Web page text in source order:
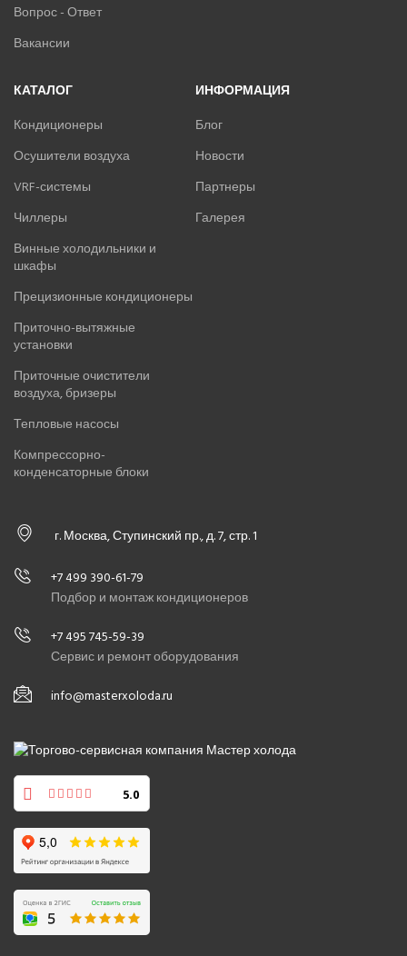
Вопрос - Ответ
Вакансии
КАТАЛОГ
Кондиционеры
Осушители воздуха
VRF-системы
Чиллеры
Винные холодильники и
шкафы
Прецизионные кондиционеры
Приточно-вытяжные
установки
Приточные очистители
воздуха, бризеры
Тепловые насосы
Компрессорно-
конденсаторные блоки
ИНФОРМАЦИЯ
Блог
Новости
Партнеры
Галерея
г. Москва, Ступинский пр., д. 7, стр. 1
+7 499 390-61-79
Подбор и монтаж кондиционеров
+7 495 745-59-39
Сервис и ремонт оборудования
info@masterxoloda.ru
5.0